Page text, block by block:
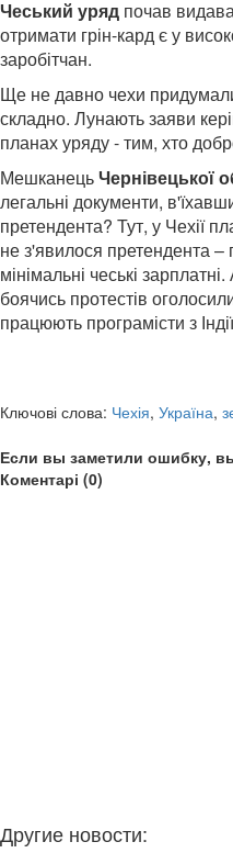
Чеський уряд почав
отримати грін-кард є у
заробітчан.
Ще не давно чехи
складно. Лунають заяви
планах уряду - тим, хто
МешканецьЧернівецької
легальні документи,
претендента? Тут, у Чехії
не з'явилося претендента –
мінімальні чеські
боячись протестів
працюють програмісти з
Ключові слова: Чехія, Україна,
Если вы заметили ошибку,
Коментарі (0)
Другие новости: